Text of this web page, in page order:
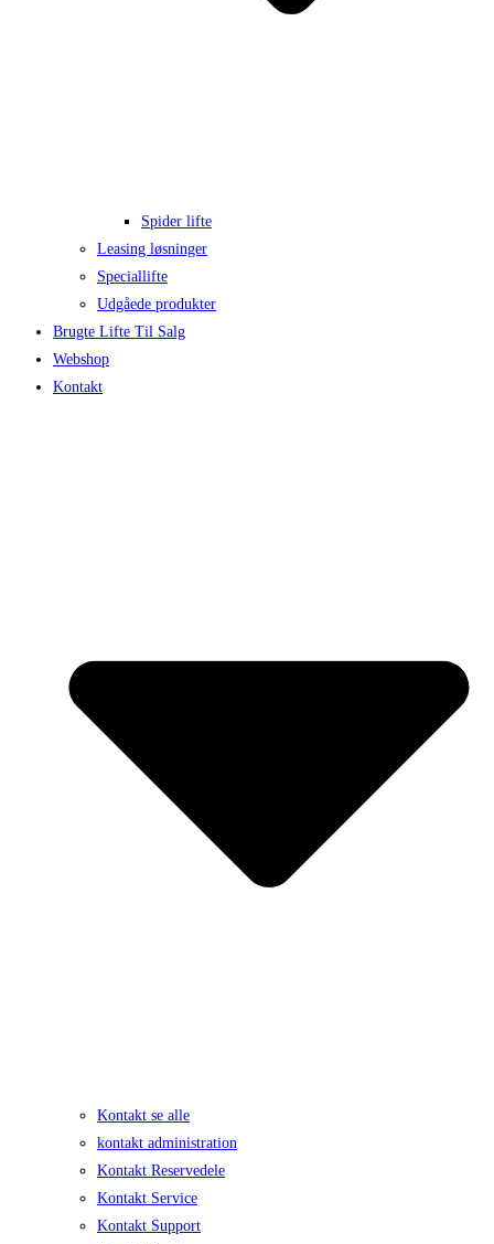
Spider lifte
Leasing løsninger
Speciallifte
Udgåede produkter
Brugte Lifte Til Salg
Webshop
Kontakt
Kontakt se alle
kontakt administration
Kontakt Reservedele
Kontakt Service
Kontakt Support